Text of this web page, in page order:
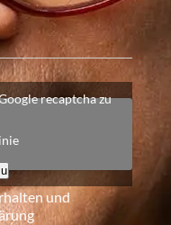
recaptcha zu
und